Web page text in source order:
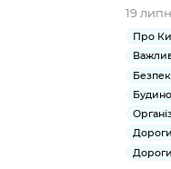
19
Про
Дороги